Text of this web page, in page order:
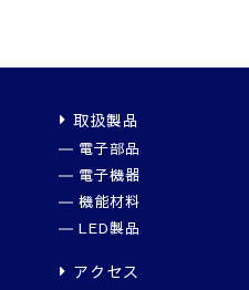
取扱製品
電子部品
電子機器
機能材料
LED製品
アクセス